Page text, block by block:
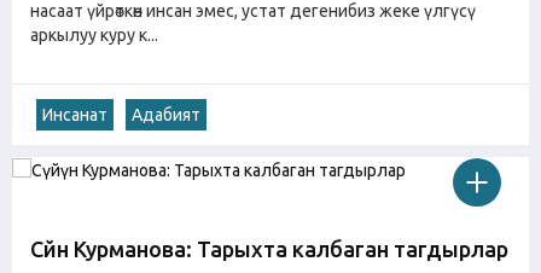
насаат үйрөткөн инсан эмес, устат дегенибиз жеке үлгүсү
аркылуу куру к...
Инсанат Адабият
Сүйүн Курманова: Тарыхта калбаган тагдырлар